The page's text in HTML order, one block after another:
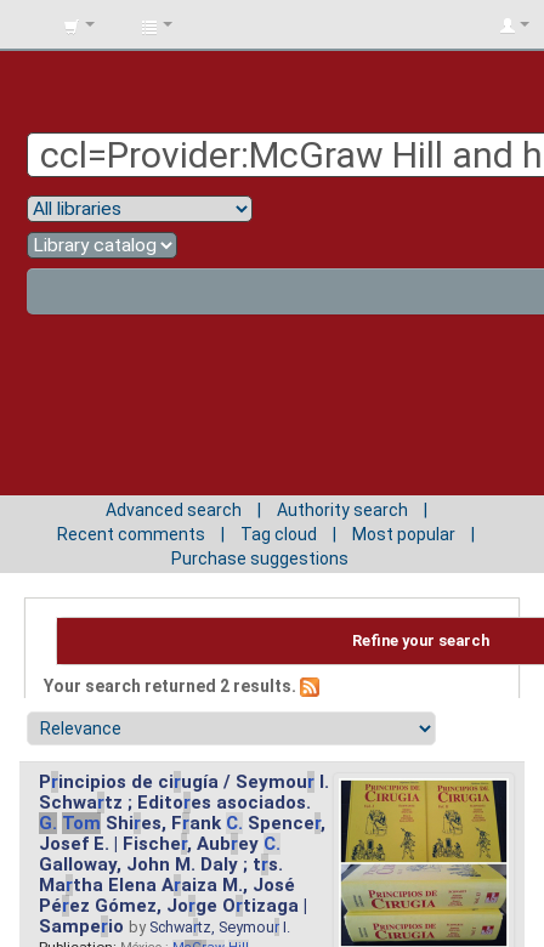
BIBLIOTECA
Advanced search
Authority search
Recent comments
Tag cloud
Most popular
Purchase suggestions
Refine your search
Your search returned 2 results.
Principios de cirugía / Seymour I.
Schwartz ; Editores asociados.
G. Tom Shires, Frank C. Spencer,
Josef E. | Fischer, Aubrey C.
Galloway, John M. Daly ; trs.
Martha Elena Araiza M., José
Pérez Gómez, Jorge Ortizaga |
Samperio by Schwartz, Seymour I.